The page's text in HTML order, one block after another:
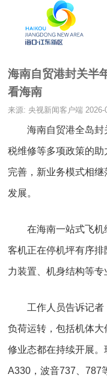
海南自贸港封关半
看海南
来源: 央视新闻客户端 2026-
海南自贸港全岛封
税维修等多项政策的
完善，新业务模式相
发展。
在海南一站式飞
客机正在停机坪有序
力装置、机身结构等专
工作人员告诉记
负荷运转，包括机体
修业态都在持续开展。
A330，波音737、787